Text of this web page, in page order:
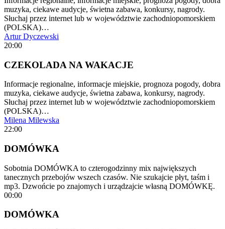
muzyka, ciekawe audycje, świetna zabawa, konkursy, nagrody.
Słuchaj przez internet lub w województwie zachodniopomorskiem
(POLSKA)…
Artur Dyczewski
20:00
CZEKOLADA NA WAKACJE
Informacje regionalne, informacje miejskie, prognoza pogody, dobra
muzyka, ciekawe audycje, świetna zabawa, konkursy, nagrody.
Słuchaj przez internet lub w województwie zachodniopomorskiem
(POLSKA)…
Milena Milewska
22:00
DOMÓWKA
Sobotnia DOMÓWKA to czterogodzinny mix największych
tanecznych przebojów wszech czasów. Nie szukajcie płyt, taśm i
mp3. Dzwońcie po znajomych i urządzajcie własną DOMÓWKĘ.
00:00
DOMÓWKA